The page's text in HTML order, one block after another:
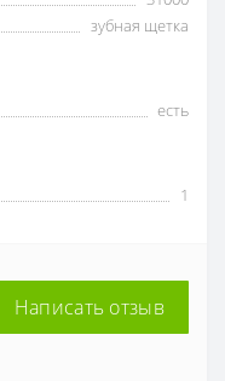
зубная щетка
есть
1
Написать отзыв